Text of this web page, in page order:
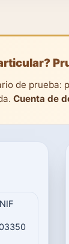
de prueba:
Cuenta de